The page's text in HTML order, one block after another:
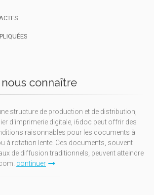
connaître
structure de production et de distribution,
d'imprimerie digitale, i6doc peut offrir des
raisonnables pour les documents à
à rotation lente. Ces documents, souvent
de diffusion traditionnels, peuvent atteindre
continuer